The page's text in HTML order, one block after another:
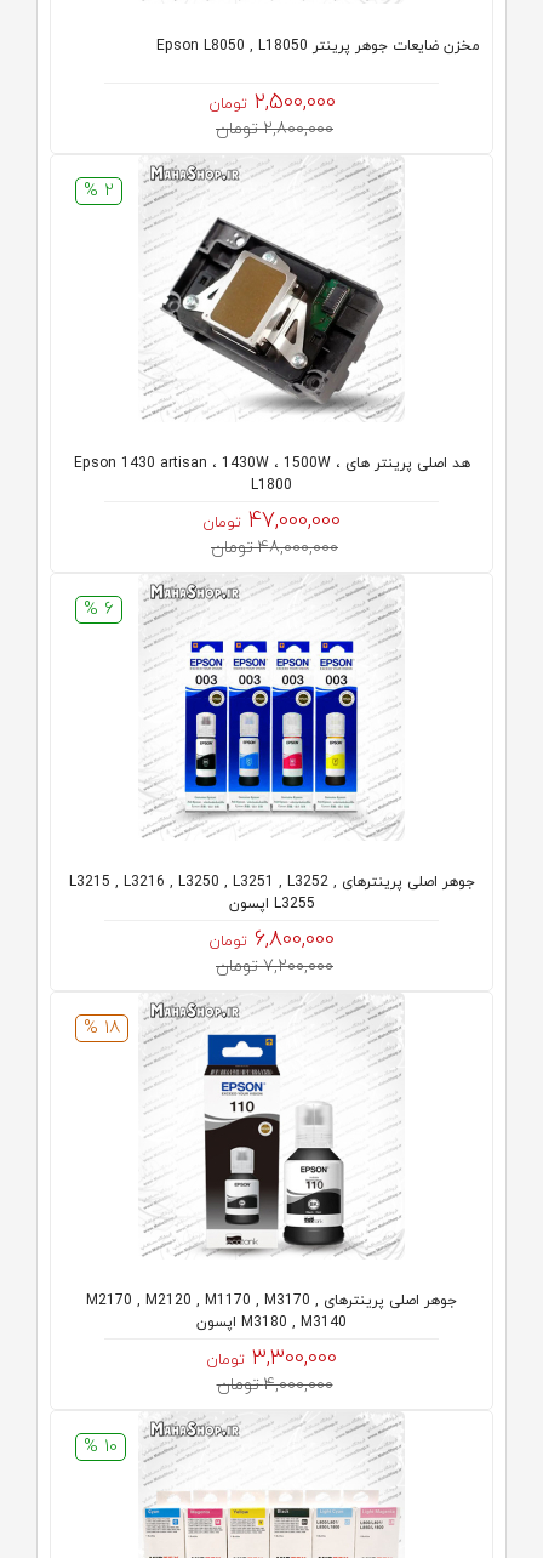
مخزن ضایعات جوهر پرینتر Epson L8050 , L18050
2,500,000 تومان
2,800,000 تومان
2 %
هد اصلی پرینتر های Epson 1430 artisan ، 1430W ، 1500W ،
L1800
47,000,000 تومان
48,000,000 تومان
6 %
جوهر اصلی پرینترهای L3215 , L3216 , L3250 , L3251 , L3252 ,
L3255 اپسون
6,800,000 تومان
7,200,000 تومان
18 %
جوهر اصلی پرینترهای M2170 , M2120 , M1170 , M3170 ,
M3180 , M3140 اپسون
3,300,000 تومان
4,000,000 تومان
10 %